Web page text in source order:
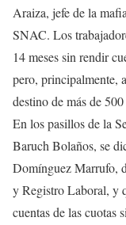
Araiza, jefe de la
SNAC. Los
14 meses sin rendir
pero, principalmente,
destino de más de
En los pasillos de la
Baruch Bolaños, se
Domínguez Marrufo,
y Registro Laboral, y
cuentas de las cuotas